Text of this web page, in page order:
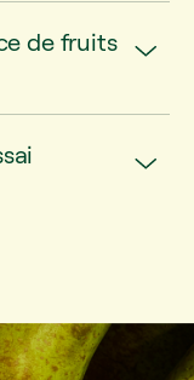
de fruits